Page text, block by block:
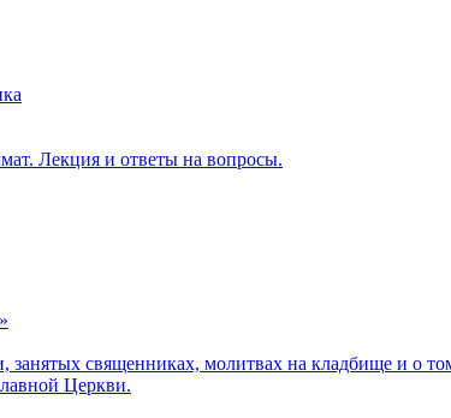
Лекция и ответы на вопросы.
священниках, молитвах на кладбище и о
Церкви.